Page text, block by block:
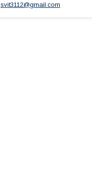
svit3112@gmail.com